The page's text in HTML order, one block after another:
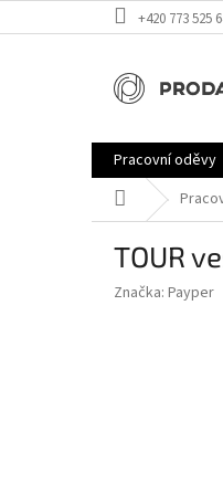
na
+420 773 525
Pracovní oděvy
Domů
TOUR
Značka: Payper